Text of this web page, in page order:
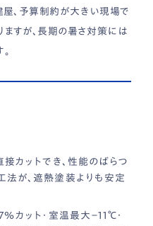
、予算制約が大きい現場で
すが、長期の暑さ対策には
カットでき、性能のばらつ
法が、遮熱塗装よりも安定
カット・室温最大−11℃・